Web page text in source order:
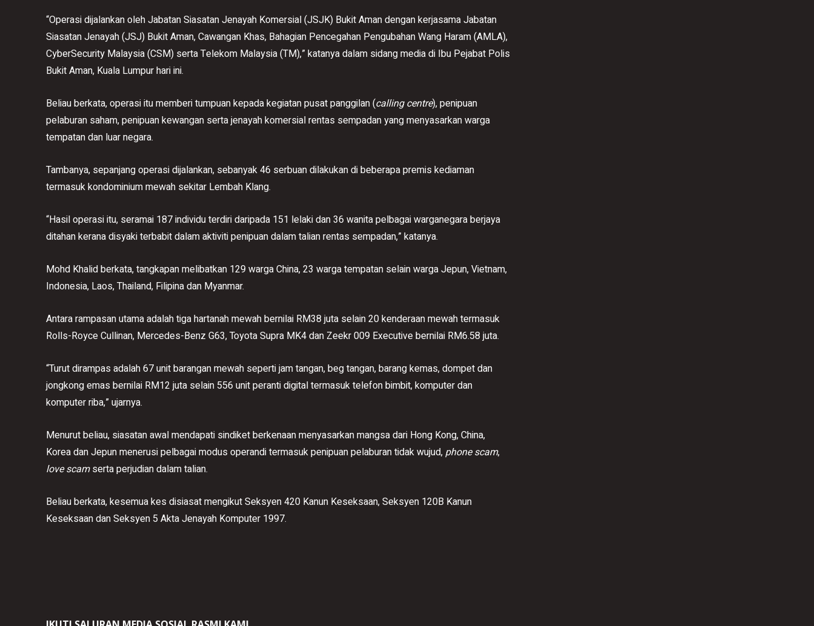
“Operasi dijalankan oleh Jabatan Siasatan Jenayah Komersial (JSJK) Bukit Aman dengan kerjasama Jabatan
Siasatan Jenayah (JSJ) Bukit Aman, Cawangan Khas, Bahagian Pencegahan Pengubahan Wang Haram (AMLA),
CyberSecurity Malaysia (CSM) serta Telekom Malaysia (TM),” katanya dalam sidang media di Ibu Pejabat Polis
Bukit Aman, Kuala Lumpur hari ini.
Beliau berkata, operasi itu memberi tumpuan kepada kegiatan pusat panggilan (calling centre), penipuan
pelaburan saham, penipuan kewangan serta jenayah komersial rentas sempadan yang menyasarkan warga
tempatan dan luar negara.
Tambanya, sepanjang operasi dijalankan, sebanyak 46 serbuan dilakukan di beberapa premis kediaman
termasuk kondominium mewah sekitar Lembah Klang.
“Hasil operasi itu, seramai 187 individu terdiri daripada 151 lelaki dan 36 wanita pelbagai warganegara berjaya
ditahan kerana disyaki terbabit dalam aktiviti penipuan dalam talian rentas sempadan,” katanya.
Mohd Khalid berkata, tangkapan melibatkan 129 warga China, 23 warga tempatan selain warga Jepun, Vietnam,
Indonesia, Laos, Thailand, Filipina dan Myanmar.
Antara rampasan utama adalah tiga hartanah mewah bernilai RM38 juta selain 20 kenderaan mewah termasuk
Rolls-Royce Cullinan, Mercedes-Benz G63, Toyota Supra MK4 dan Zeekr 009 Executive bernilai RM6.58 juta.
“Turut dirampas adalah 67 unit barangan mewah seperti jam tangan, beg tangan, barang kemas, dompet dan
jongkong emas bernilai RM12 juta selain 556 unit peranti digital termasuk telefon bimbit, komputer dan
komputer riba,” ujarnya.
Menurut beliau, siasatan awal mendapati sindiket berkenaan menyasarkan mangsa dari Hong Kong, China,
Korea dan Jepun menerusi pelbagai modus operandi termasuk penipuan pelaburan tidak wujud,phone scam,
love scamserta perjudian dalam talian.
Beliau berkata, kesemua kes disiasat mengikut Seksyen 420 Kanun Keseksaan, Seksyen 120B Kanun
Keseksaan dan Seksyen 5 Akta Jenayah Komputer 1997.